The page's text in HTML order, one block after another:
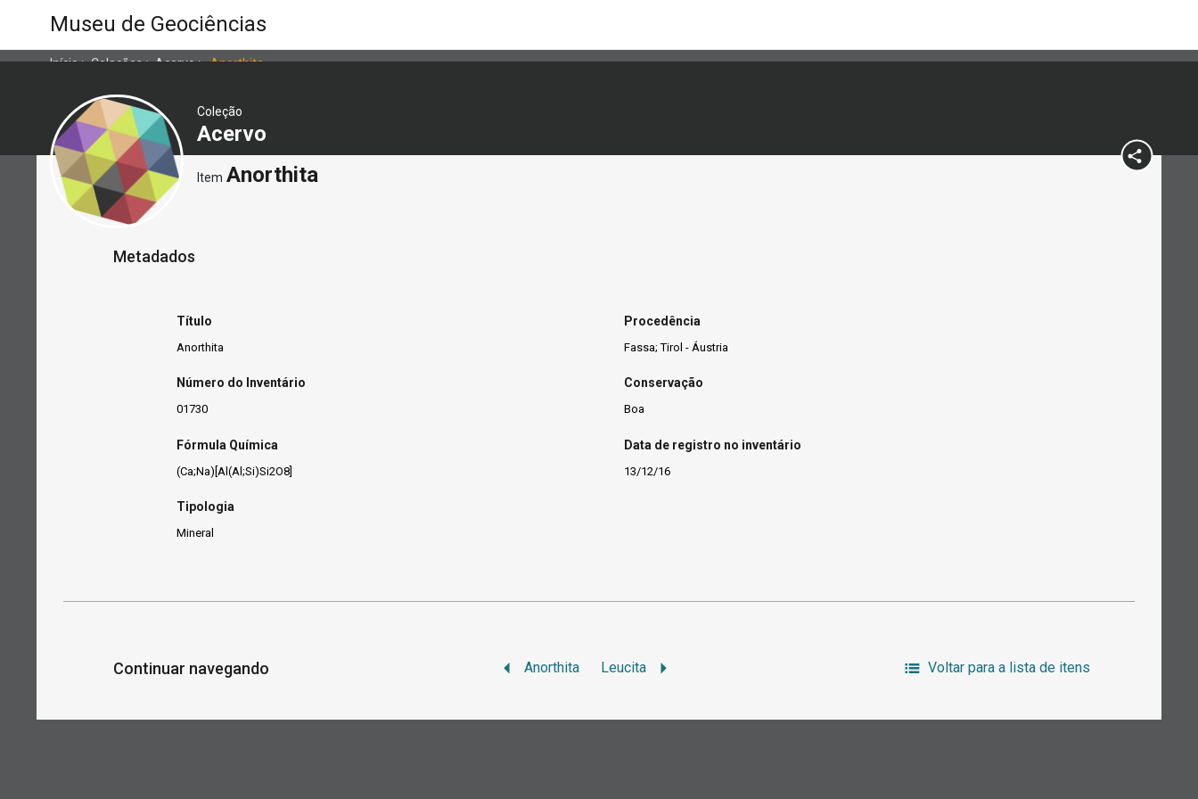
Museu de Geociências
Início>Coleções>Acervo>Anorthita
Coleção
Acervo
Item Anorthita
Metadados
Título
Anorthita
Número do Inventário
01730
Fórmula Química
(Ca;Na)[Al(Al;Si)Si2O8]
Tipologia
Mineral
Procedência
Fassa; Tirol - Áustria
Conservação
Boa
Data de registro no inventário
13/12/16
Continuar navegando Anorthita Leucita Voltar para a lista de itens